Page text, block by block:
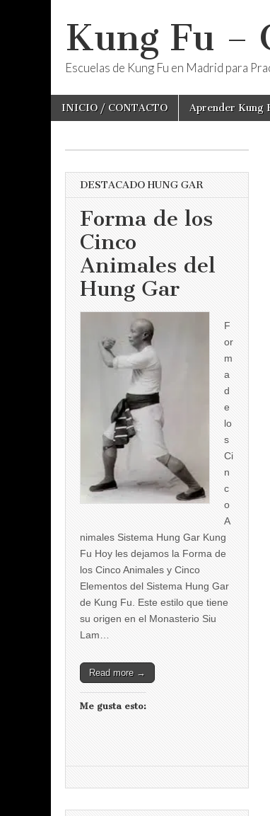
Kung Fu –
Escuelas de Kung Fu en Madrid para
Main
menu
Skip
INICIO / CONTACTO Aprender Kung
DESTACADO HUNG GAR
Forma de los
Cinco
Animales del
Hung Gar
F
or
m
a
d
e
lo
s
Ci
n
c
o
A
nimales Sistema Hung Gar Kung
Fu Hoy les dejamos la Forma de
los Cinco Animales y Cinco
Elementos del Sistema Hung Gar
de Kung Fu. Este estilo que tiene
su origen en el Monasterio Siu
Lam…
Read more →
Me gusta esto: